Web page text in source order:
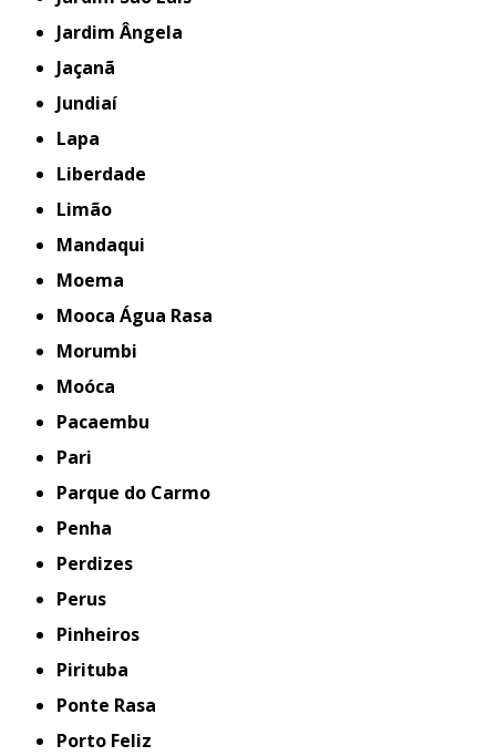
Jardim Ângela
Jaçanã
Jundiaí
Lapa
Liberdade
Limão
Mandaqui
Moema
Mooca Água Rasa
Morumbi
Moóca
Pacaembu
Pari
Parque do Carmo
Penha
Perdizes
Perus
Pinheiros
Pirituba
Ponte Rasa
Porto Feliz